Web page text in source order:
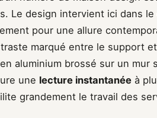
Le design intervient ici dans
pour une allure
marqué entre le support
aluminium brossé sur un mur
une lecture instantanée à
grandement le travail des